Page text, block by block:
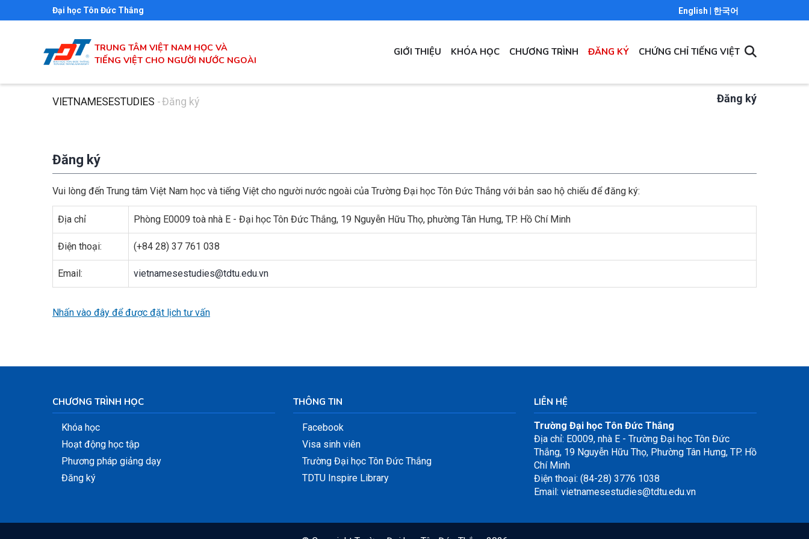
Đại học Tôn Đức Thắng English 한국어
TRUNG TÂM VIỆT NAM HỌC VÀ
TIẾNG VIỆT CHO NGƯỜI NƯỚC NGOÀI
MAIN
NAVIGATION
GIỚI THIỆU KHÓA HỌC CHƯƠNG TRÌNH ĐĂNG KÝ CHỨNG CHỈ TIẾNG VIỆT
Đăng ký
Breadcrumb
VIETNAMESESTUDIES -Đăng ký
Đăng ký
Vui lòng đến Trung tâm Việt Nam học và tiếng Việt cho người nước ngoài của Trường Đại học Tôn Đức Thắng với bản sao hộ chiếu để đăng ký:
Địa chỉ Phòng E0009 toà nhà E - Đại học Tôn Đức Thắng, 19 Nguyễn Hữu Thọ, phường Tân Hưng, TP. Hồ Chí Minh
Điện thoại: (+84 28) 37 761 038
Email: vietnamesestudies@tdtu.edu.vn
Nhấn vào đây để được đặt lịch tư vấn
CHƯƠNG TRÌNH HỌC
Khóa học
Hoạt động học tập
Phương pháp giảng dạy
Đăng ký
THÔNG TIN
Facebook
Visa sinh viên
Trường Đại học Tôn Đức Thắng
TDTU Inspire Library
LIÊN HỆ
Trường Đại học Tôn Đức Thắng
Địa chỉ: E0009, nhà E - Trường Đại học Tôn Đức
Thắng, 19 Nguyễn Hữu Thọ, Phường Tân Hưng, TP. Hồ
Chí Minh
Điện thoại: (84-28) 3776 1038
Email: vietnamesestudies@tdtu.edu.vn